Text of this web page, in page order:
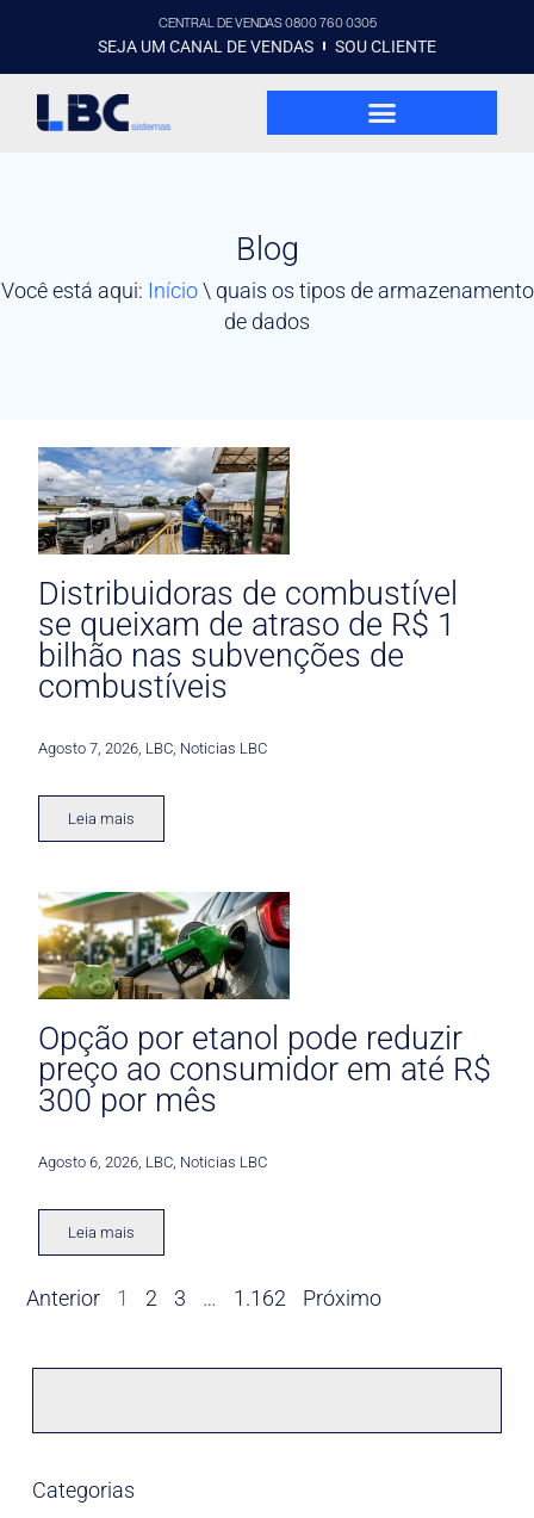
CENTRAL DE VENDAS 0800 760 0305
SEJA UM CANAL DE VENDAS SOU CLIENTE
Blog
Você está aqui: Início\ quais os tipos de armazenamento
de dados
Distribuidoras de combustível
se queixam de atraso de R$ 1
bilhão nas subvenções de
combustíveis
Agosto 7, 2026 LBC Noticias LBC
Leia mais
Opção por etanol pode reduzir
preço ao consumidor em até R$
300 por mês
Agosto 6, 2026 LBC Noticias LBC
Leia mais
Anterior 1 2 3 … 1.162 Próximo
Categorias